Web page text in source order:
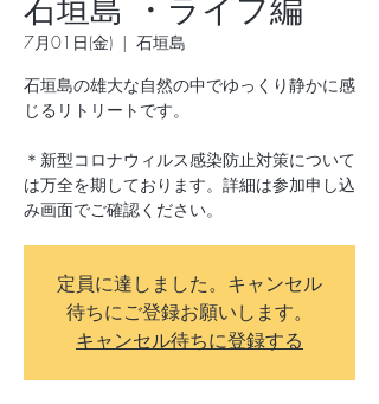
石垣島 ・ライフ編
7月01日(金)
  |
石垣島
石垣島の雄大な自然の中でゆっくり静かに感
じるリトリートです。
＊新型コロナウィルス感染防止対策について
は万全を期しております。詳細は参加申し込
み画面でご確認ください。
定員に達しました。キャンセル
待ちにご登録お願いします。
キャンセル待ちに登録する